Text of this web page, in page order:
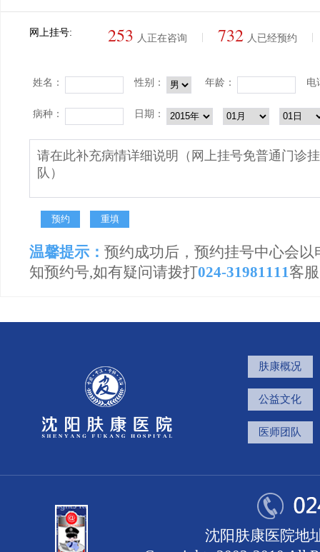
网上挂号: 253 人正在咨询 732 人已经预约
姓名： 性别： 年龄： 电
病种： 日期：
温馨提示： 预约成功后，预约挂号中心会
知预约号,如有疑问请拨打024-31981111客
肤康概况
公益文化
医师团队
沈阳肤康医院地